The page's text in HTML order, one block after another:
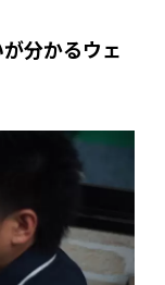
分かるウェ